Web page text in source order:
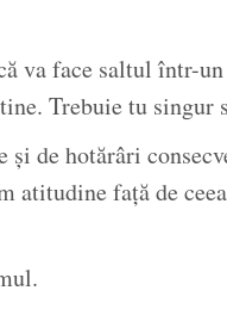
va face saltul într-
Trebuie tu singur
și de hotărâri
atitudine față de